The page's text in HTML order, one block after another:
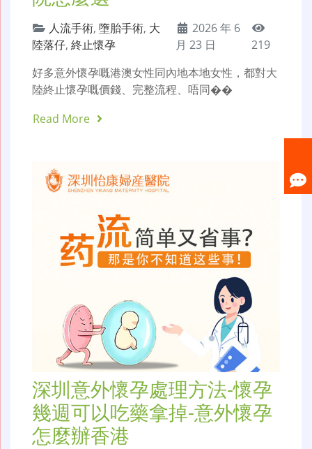
人流手術, 墮胎手術, 大
陸落仔, 終止懷孕
2026 年 6
月 23 日
219
好多意外懷孕嘅港澳女性同內地本地女性，都對大
陸終止懷孕嘅價錢、完整流程、唔同��
Read More
深圳意外懷孕處理方法-懷孕
幾週可以吃藥拿掉-意外懷孕
怎麼辦香港